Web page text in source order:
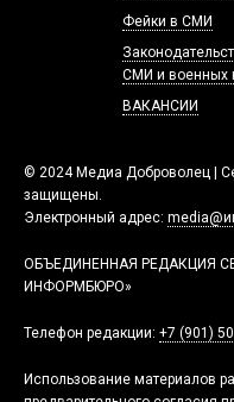
© 2024 Медиа Доброволец |
защищены.
Электронный адрес:
ОБЪЕДИНЕННАЯ РЕДАКЦИЯ
ИНФОРМБЮРО»
Телефон редакции: +7 (901)
Использование материалов
Фейки в СМИ
СМИ и военных
ВАКАНСИИ